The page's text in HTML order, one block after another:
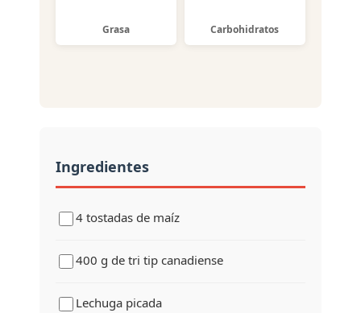
Grasa Carbohidratos
Ingredientes
4 tostadas de maíz
400 g de tri tip canadiense
Lechuga picada